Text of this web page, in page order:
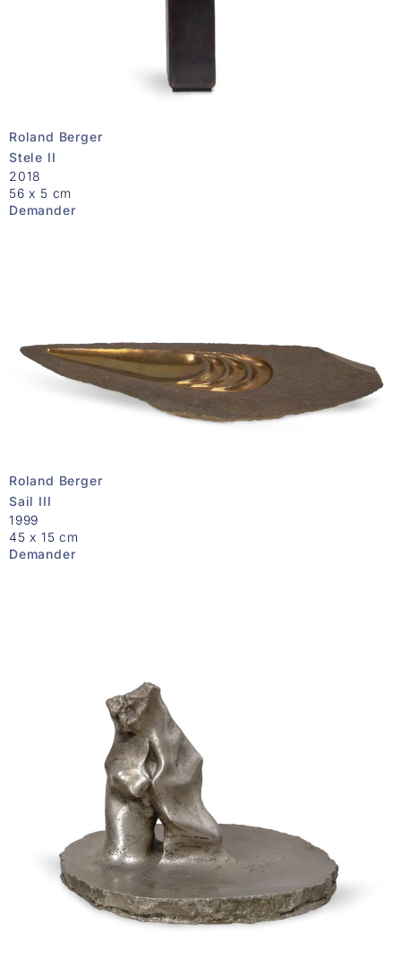
Roland Berger
Stele II
2018
56 x 5 cm
Demander
Roland Berger
Sail III
1999
45 x 15 cm
Demander